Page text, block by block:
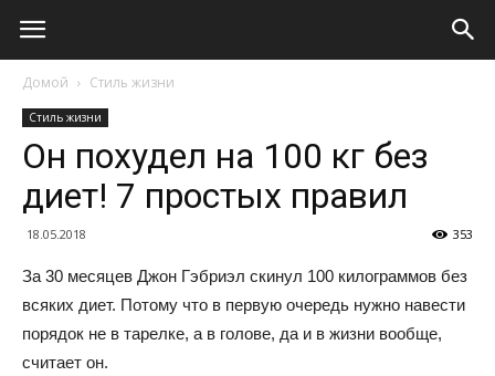
Домой Стиль жизни
Стиль жизни
Он похудел на 100 кг без
диет! 7 простых правил
18.05.2018 353
За 30 месяцев Джон Гэбриэл скинул 100 килограммов без
всяких диет. Потому что в первую очередь нужно навести
порядок не в тарелке, а в голове, да и в жизни вообще,
считает он.